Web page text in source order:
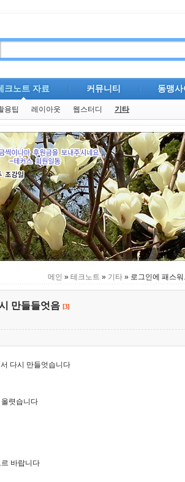
크노트 자료 커뮤니티 동맹
용팁 레이아웃 웹스터디 기타
메인 » 테크노트 » 기타 » 로그인에 패스
만들들엇음 [3]
다시 만들엇습니다
렷습니다
바랍니다